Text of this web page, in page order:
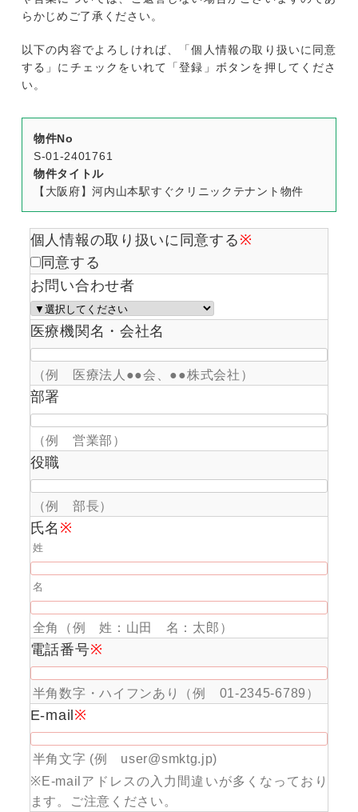
らかじめご了承ください。
以下の内容でよろしければ、「個人情報の取り扱いに同意
する」にチェックをいれて「登録」ボタンを押してくださ
い。
物件No
S-01-2401761
物件タイトル
【大阪府】河内山本駅すぐクリニックテナント物件
個人情報の取り扱いに同意する ※
同意する
お問い合わせ者
医療機関名・会社名
（例 医療法人●●会、●●株式会社）
部署
（例 営業部）
役職
（例 部長）
氏名 ※
姓
名
全角（例 姓：山田 名：太郎）
電話番号※
半角数字・ハイフンあり（例 01-2345-6789）
E-mail ※
半角文字 (例 user@smktg.jp)
※E-mailアドレスの入力間違いが多くなっており
ます。ご注意ください。